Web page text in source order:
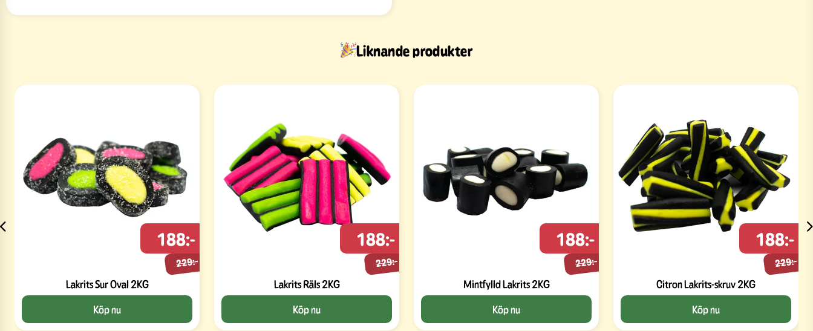
Liknande produkter
Lakrits Sur Oval 2KG
229:-
188:-
Köp nu
Lakrits Räls 2KG
229:-
188:-
Köp nu
Mintfylld Lakrits 2KG
229:-
188:-
Köp nu
Citron Lakrits-skruv 2KG
229:-
188:-
Köp nu